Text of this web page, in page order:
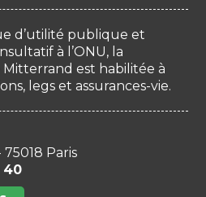
d’utilité publique et
à l’ONU, la
est habilitée à
legs et assurances-vie.
Paris
40